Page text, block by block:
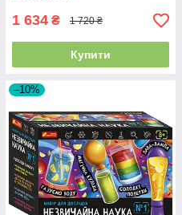
1 634 ₴ 1 720 ₴
Купити
–10%